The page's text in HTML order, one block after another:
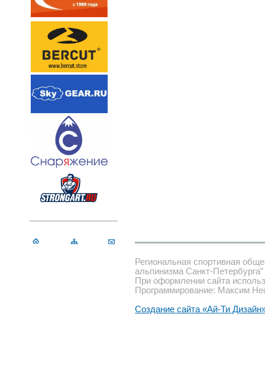
Региональная спортивная
альпинизма Санкт-Петербурга”
При оформлении сайта
Программирование: Максим
Создание сайта «Ай-Ти